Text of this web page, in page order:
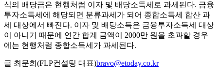
식의 배당금은 현행처럼 이자 및 배당소득세로 과세된다. 금융
투자소득세에 해당되면 분류과세가 되어 종합소득세 합산 과
세 대상에서 빠진다. 이자 및 배당소득은 금융투자소득세 대상
이 아니기 때문에 연간 합계 금액이 2000만 원을 초과할 경우
에는 현행처럼 종합소득세가 과세된다.
글 최문희(FLP컨설팅 대표)bravo@etoday.co.kr